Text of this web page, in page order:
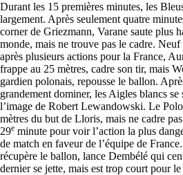
Durant les 15 premières minutes, les
largement. Après seulement quatre
corner de Griezmann, Varane saute plus
monde, mais ne trouve pas le cadre.
après plusieurs actions pour la France,
frappe au 25 mètres, cadre son tir, mais
gardien polonais, repousse le ballon.
grandement dominer, les Aigles blancs se
l’image de Robert Lewandowski. Le
mètres du but de Lloris, mais ne cadre
29e minute pour voir l’action la plus
de match en faveur de l’équipe de
récupère le ballon, lance Dembélé qui
dernier se jette, mais est trop court pour